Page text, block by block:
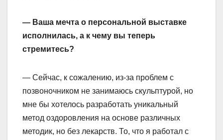
— Ваша мечта о персональной выставке
исполнилась, а к чему вы теперь
стремитесь?
— Сейчас, к сожалению, из-за проблем с
позвоночником не занимаюсь скульптурой, но
мне бы хотелось разработать уникальный
метод оздоровления на основе различных
методик, но без лекарств. То, что я работал с